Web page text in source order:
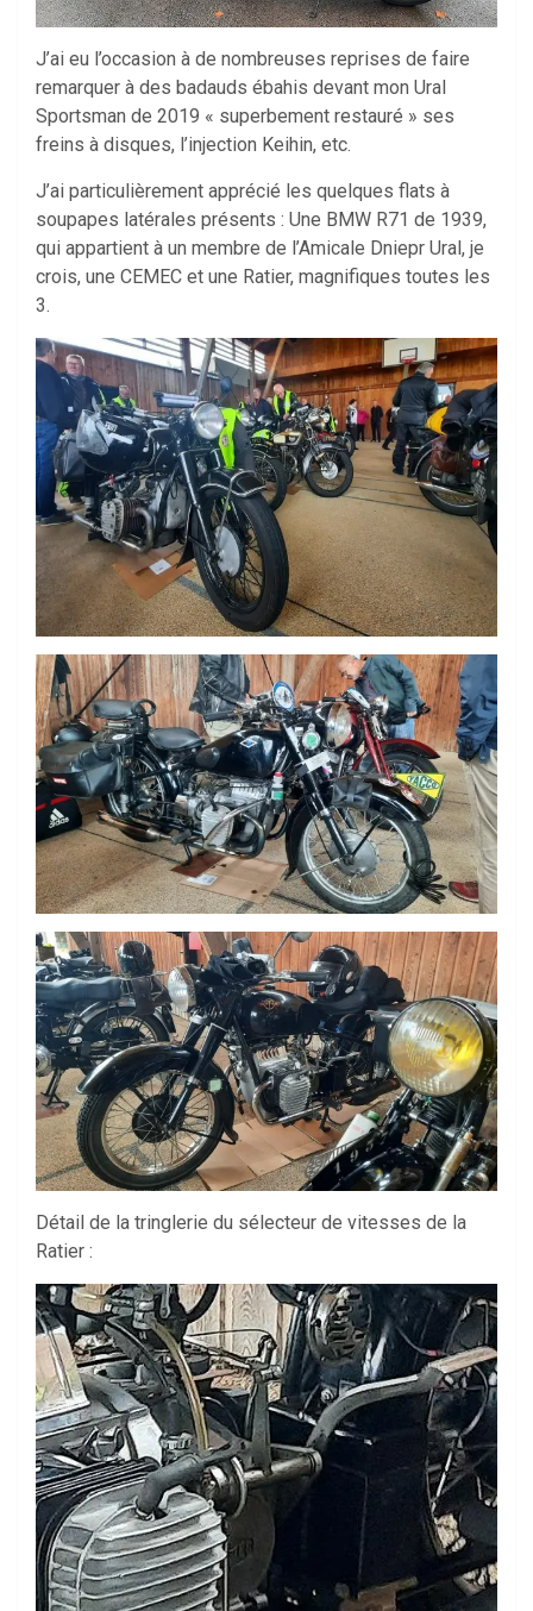
J’ai eu l’occasion à de nombreuses reprises de faire
remarquer à des badauds ébahis devant mon Ural
Sportsman de 2019 « superbement restauré » ses
freins à disques, l’injection Keihin, etc.
J’ai particulièrement apprécié les quelques flats à
soupapes latérales présents : Une BMW R71 de 1939,
qui appartient à un membre de l’Amicale Dniepr Ural, je
crois, une CEMEC et une Ratier, magnifiques toutes les
3.
Détail de la tringlerie du sélecteur de vitesses de la
Ratier :